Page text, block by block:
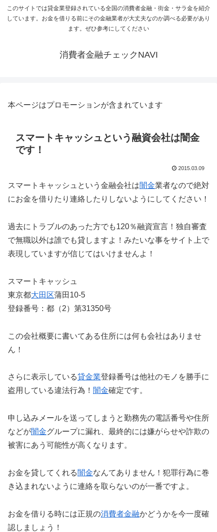
このサイトでは貸金業登録されている全国の消費者金融・街金・サラ金を紹介
しています。お金を借りる前にその金融業者が大丈夫なのか調べる必要があり
ます。ぜひ参考にしてください
消費者金融チェックNAVI
本ページはプロモーションが含まれています
スマートキャッシュという融資会社は闇金
です！
2015.03.09
スマートキャッシュという金融会社は闇金業者なので絶対
にお金を借りたり連絡したりしないようにしてください！
過去にトラブルのあった方でも120％融資宣言！独自審査
で無職以外は誰でも貸しますよ！みたいな事をサイト上で
表現していますが信じてはいけませんよ！
スマートキャッシュ
東京都大田区蒲田10-5
登録番号：都（2）第31350号
この会社概要に書いてある住所には何も会社はありませ
ん！
さらに表示している貸金業登録番号は他社のモノを勝手に
盗用している違法行為！ 闇金確定です。
申し込みメールを送ってしまうと勤務先の電話番号や住所
などが闇金グループに漏れ、最終的には嫌がらせや詐欺の
被害にあう可能性が高くなります。
お金を貸してくれる闇金なんてありません！犯罪行為に巻
き込まれないように連絡を取らないのが一番ですよ。
お金を借りる時には正規の消費者金融かどうかを今一度確
認しましょう！